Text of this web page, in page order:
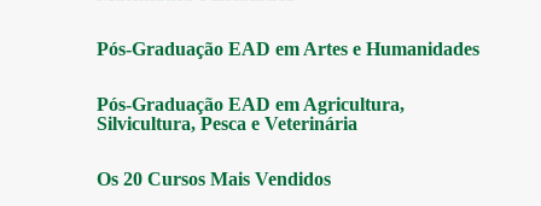
Pós-Graduação EAD em Artes e Humanidades
Pós-Graduação EAD em Agricultura,
Silvicultura, Pesca e Veterinária
Os 20 Cursos Mais Vendidos